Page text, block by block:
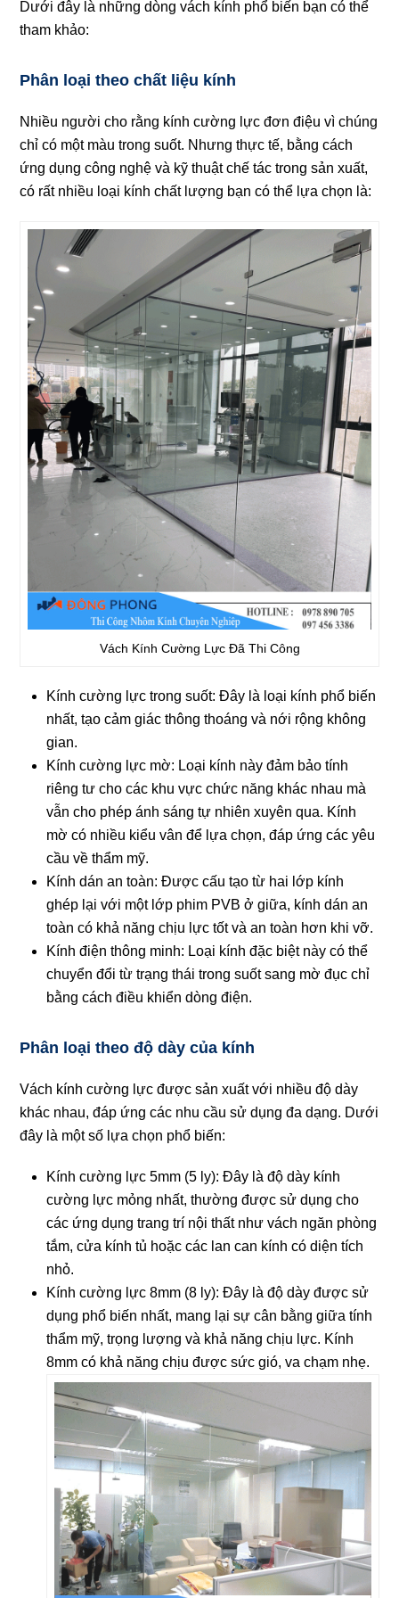
Dưới đây là những dòng vách kính phổ biến bạn có thể
tham khảo:
Phân loại theo chất liệu kính
Nhiều người cho rằng kính cường lực đơn điệu vì chúng
chỉ có một màu trong suốt. Nhưng thực tế, bằng cách
ứng dụng công nghệ và kỹ thuật chế tác trong sản xuất,
có rất nhiều loại kính chất lượng bạn có thể lựa chọn là:
Vách Kính Cường Lực Đã Thi Công
Kính cường lực trong suốt: Đây là loại kính phổ biến
nhất, tạo cảm giác thông thoáng và nới rộng không
gian.
Kính cường lực mờ: Loại kính này đảm bảo tính
riêng tư cho các khu vực chức năng khác nhau mà
vẫn cho phép ánh sáng tự nhiên xuyên qua. Kính
mờ có nhiều kiểu vân để lựa chọn, đáp ứng các yêu
cầu về thẩm mỹ.
Kính dán an toàn: Được cấu tạo từ hai lớp kính
ghép lại với một lớp phim PVB ở giữa, kính dán an
toàn có khả năng chịu lực tốt và an toàn hơn khi vỡ.
Kính điện thông minh: Loại kính đặc biệt này có thể
chuyển đổi từ trạng thái trong suốt sang mờ đục chỉ
bằng cách điều khiển dòng điện.
Phân loại theo độ dày của kính
Vách kính cường lực được sản xuất với nhiều độ dày
khác nhau, đáp ứng các nhu cầu sử dụng đa dạng. Dưới
đây là một số lựa chọn phổ biến:
Kính cường lực 5mm (5 ly): Đây là độ dày kính
cường lực mỏng nhất, thường được sử dụng cho
các ứng dụng trang trí nội thất như vách ngăn phòng
tắm, cửa kính tủ hoặc các lan can kính có diện tích
nhỏ.
Kính cường lực 8mm (8 ly): Đây là độ dày được sử
dụng phổ biến nhất, mang lại sự cân bằng giữa tính
thẩm mỹ, trọng lượng và khả năng chịu lực. Kính
8mm có khả năng chịu được sức gió, va chạm nhẹ.